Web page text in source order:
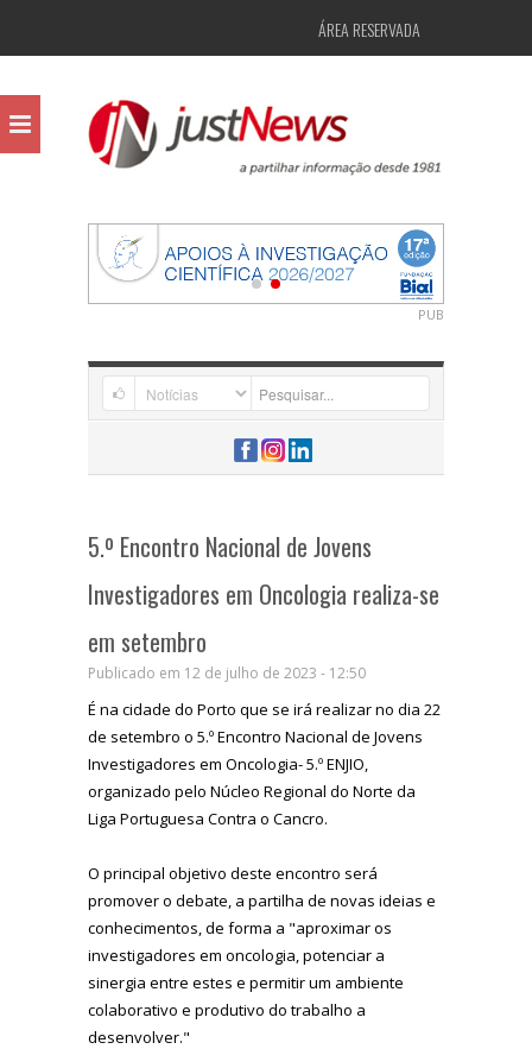
ÁREA RESERVADA
PUB
5.º Encontro Nacional de Jovens
Investigadores em Oncologia realiza-se
em setembro
Publicado em 12 de julho de 2023 - 12:50
É na cidade do Porto que se irá realizar no dia 22
de setembro o 5.º Encontro Nacional de Jovens
Investigadores em Oncologia- 5.º ENJIO,
organizado pelo Núcleo Regional do Norte da
Liga Portuguesa Contra o Cancro.
O principal objetivo deste encontro será
promover o debate, a partilha de novas ideias e
conhecimentos, de forma a "aproximar os
investigadores em oncologia, potenciar a
sinergia entre estes e permitir um ambiente
colaborativo e produtivo do trabalho a
desenvolver."